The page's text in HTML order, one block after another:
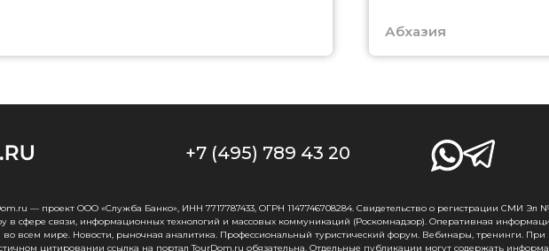
Абхазия
+7 (495) 789 43 20
— проект ООО «Служба Банко», ИНН 7717787433, ОГРН 1147746708284. Свидетельство о регистрации СМИ Эл №
в сфере связи, информационных технологий и массовых коммуникаций (Роскомнадзор). Оперативная
во всем мире. Новости, рыночная аналитика. Профессиональный туристический форум. Вебинары, тренинги. При
цитировании ссылка на портал TourDom.ru обязательна. Отдельные публикации могут содержать